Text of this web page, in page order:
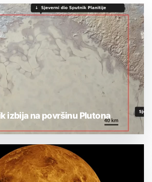
izbija na površinu Plutona